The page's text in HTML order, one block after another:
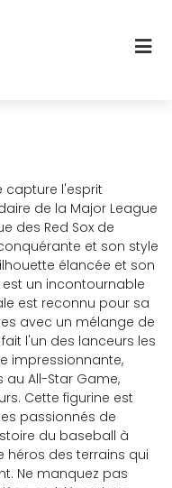
capture l'esprit
de la Major League
des Red Sox de
et son style
élancée et son
un incontournable
est reconnu pour sa
avec un mélange de
l'un des lanceurs les
impressionnante,
All-Star Game,
Cette figurine est
passionnés de
du baseball à
héros des terrains qui
Ne manquez pas